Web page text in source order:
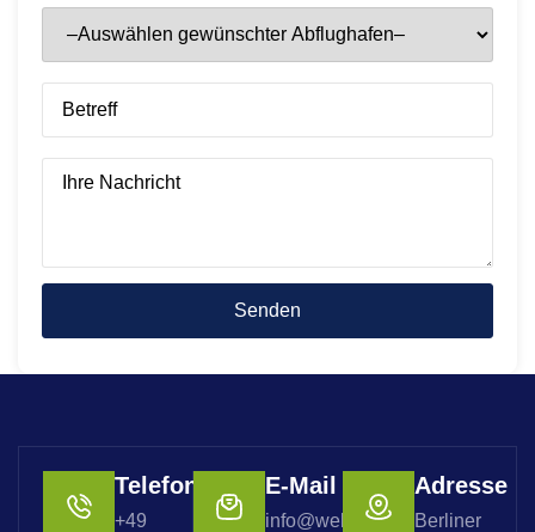
Telefon
+49
E-Mail
info@welterbe-
Adresse
Berliner